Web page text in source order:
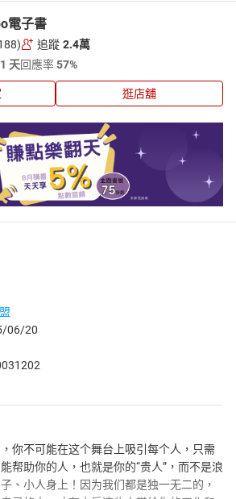
電子書
追蹤 2.4萬
1 天回應率57%
逛店舖
06/20
你不可能在这个舞台上吸引每个人，只需
帮助你的人，也就是你的“贵人”，而不是浪
、小人身上！因为我们都是独一无二的，